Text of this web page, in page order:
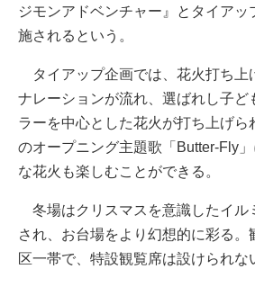
ジモンアドベンチャー』とタイアッ
施されるという。
タイアップ企画では、花火打ち上
ナレーションが流れ、選ばれし子ど
ラーを中心とした花火が打ち上げら
のオープニング主題歌「Butter-Fly
な花火も楽しむことができる。
冬場はクリスマスを意識したイル
され、お台場をより幻想的に彩る。
区一帯で、特設観覧席は設けられな